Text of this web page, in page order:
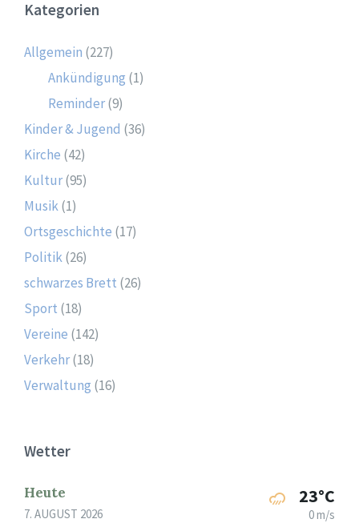
Kategorien
Allgemein (227)
Ankündigung (1)
Reminder(9)
Kinder & Jugend (36)
Kirche (42)
Kultur(95)
Musik(1)
Ortsgeschichte (17)
Politik(26)
schwarzes Brett (26)
Sport (18)
Vereine (142)
Verkehr(18)
Verwaltung (16)
Wetter
Heute
7. AUGUST 2026
23°C
0 m/s